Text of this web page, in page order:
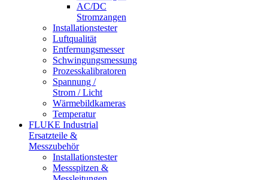
AC/DC
Stromzangen
Installationstester
Luftqualität
Entfernungsmesser
Schwingungsmessung
Prozesskalibratoren
Spannung /
Strom / Licht
Wärmebildkameras
Temperatur
FLUKE Industrial
Ersatzteile &
Messzubehör
Installationstester
Messspitzen &